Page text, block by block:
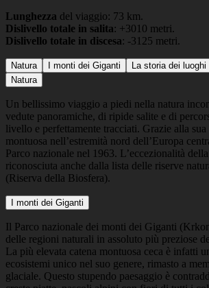
Lunghezza del viaggio: 73 km.
Dislivello totale in salita: +3010 metri.
Dislivello totale in discesa: -3125 metri.
Natura I monti dei Giganti La storia dei luoghi
Natura
Un bellissimo viaggio a piedi nella natura
vedute panoramiche, di ripide salite e di
livello e perfettamente tracciati. Grazie alla sua
montuosa nell’estremità nord dell’Europa
Parco nazionale nel 1963. L’eccezionalità
riconosciuta anche dalla lista delle riserve
(Riserva della Biosfera).
I monti dei Giganti
Il Parco nazionale dei monti dei Giganti
delle regioni naturali in assoluto più preziose
La più elevata catena montuosa ceca è infatti
ecosistemi unico nel suo genere, rimasto a
glaciale. Questo stupendo paesaggio è